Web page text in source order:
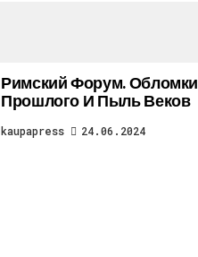
Римский Форум. Обломки
Прошлого И Пыль Веков
kaupapress 24.06.2024